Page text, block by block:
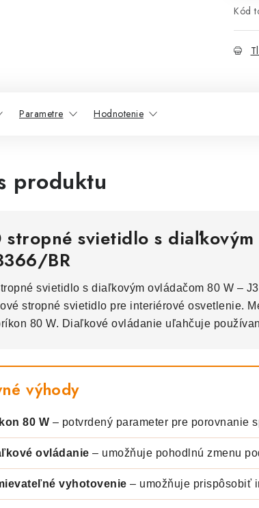
Kód
Parametre Hodnotenie
produktu
stropné svietidlo s
BR
svietidlo s diaľkovým ovládačom 80 W –
stropné svietidlo pre interiérové osvetlenie.
80 W. Diaľkové ovládanie uľahčuje
výhody
80 W – potvrdený parameter pre porovnanie
ovládanie – umožňuje pohodlnú zmenu
vyhotovenie – umožňuje prispôsobiť